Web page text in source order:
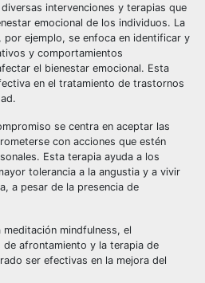
intervenciones y terapias que
emocional de los individuos. La
ejemplo, se enfoca en identificar y
y comportamientos
el bienestar emocional. Esta
en el tratamiento de trastornos
se centra en aceptar las
con acciones que estén
Esta terapia ayuda a los
tolerancia a la angustia y a vivir
a pesar de la presencia de
mindfulness, el
de afrontamiento y la terapia de
ser efectivas en la mejora del